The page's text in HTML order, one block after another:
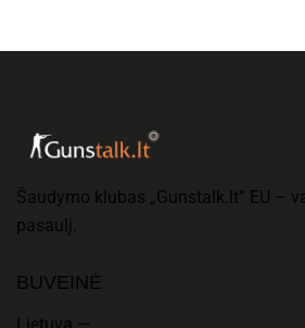
Šaudymo klubas „Gunstalk.lt” EU –
pasaulį.
BUVEINĖ
Lietuva —